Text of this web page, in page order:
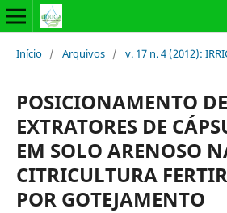
Início / Arquivos / v. 17 n. 4 (2012):
POSICIONAMENTO DE
EXTRATORES DE
EM SOLO ARENOSO
CITRICULTURA
POR GOTEJAMENTO